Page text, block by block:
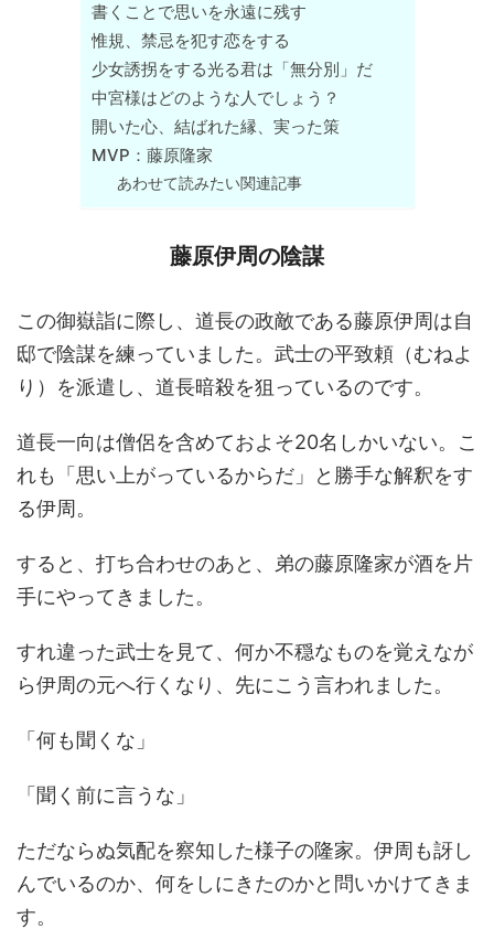
書くことで思いを永遠に残す
惟規、禁忌を犯す恋をする
少女誘拐をする光る君は「無分別」だ
中宮様はどのような人でしょう？
開いた心、結ばれた縁、実った策
MVP：藤原隆家
あわせて読みたい関連記事
藤原伊周の陰謀
この御嶽詣に際し、道長の政敵である藤原伊周は自
邸で陰謀を練っていました。武士の平致頼（むねよ
り）を派遣し、道長暗殺を狙っているのです。
道長一向は僧侶を含めておよそ20名しかいない。こ
れも「思い上がっているからだ」と勝手な解釈をす
る伊周。
すると、打ち合わせのあと、弟の藤原隆家が酒を片
手にやってきました。
すれ違った武士を見て、何か不穏なものを覚えなが
ら伊周の元へ行くなり、先にこう言われました。
「何も聞くな」
「聞く前に言うな」
ただならぬ気配を察知した様子の隆家。伊周も訝し
んでいるのか、何をしにきたのかと問いかけてきま
す。